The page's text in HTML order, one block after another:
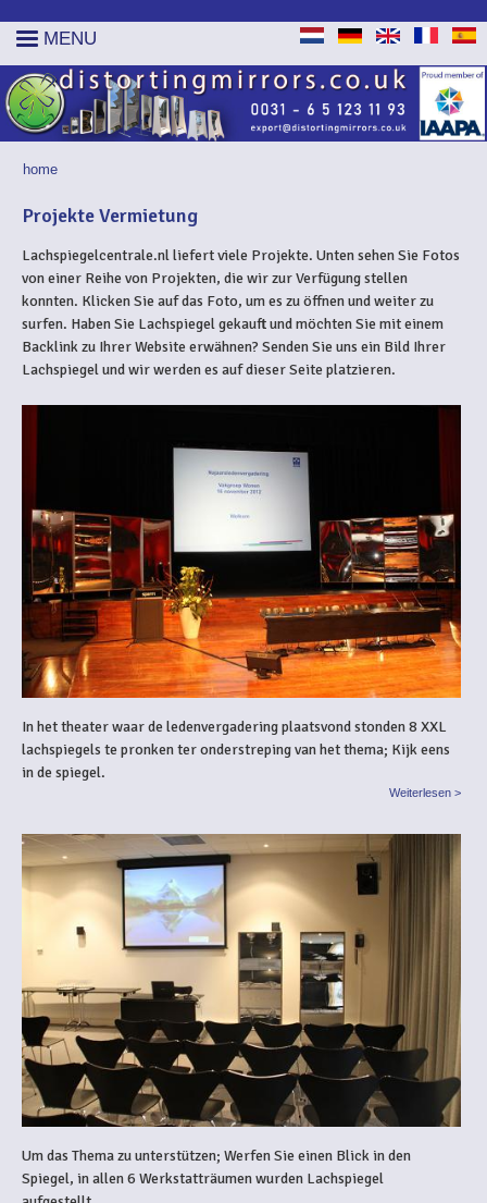
MENU
YOU ARE HERE
home
Projekte Vermietung
Lachspiegelcentrale.nl liefert viele Projekte. Unten sehen Sie Fotos
von einer Reihe von Projekten, die wir zur Verfügung stellen
konnten. Klicken Sie auf das Foto, um es zu öffnen und weiter zu
surfen. Haben Sie Lachspiegel gekauft und möchten Sie mit einem
Backlink zu Ihrer Website erwähnen? Senden Sie uns ein Bild Ihrer
Lachspiegel und wir werden es auf dieser Seite platzieren.
In het theater waar de ledenvergadering plaatsvond stonden 8 XXL
lachspiegels te pronken ter onderstreping van het thema; Kijk eens
in de spiegel.
Weiterlesen >
Um das Thema zu unterstützen; Werfen Sie einen Blick in den
Spiegel, in allen 6 Werkstatträumen wurden Lachspiegel